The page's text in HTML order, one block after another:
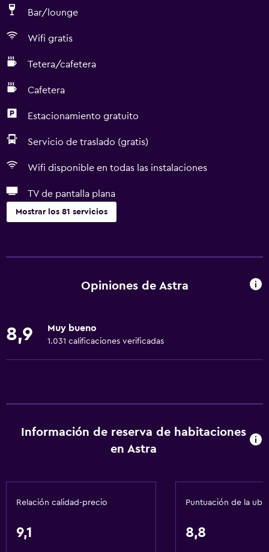
Bar/lounge
Wifi gratis
Tetera/cafetera
Cafetera
Estacionamiento gratuito
Servicio de traslado (gratis)
Wifi disponible en todas las instalaciones
TV de pantalla plana
Mostrar los 81 servicios
Tetera eléctrica
Tetera/cafetera
Cocina
Servicios básicos
Wifi gratis
Opiniones de Astra
8,9 Muy bueno
1.031 calificaciones verificadas
Información de reserva de habitaciones
en Astra
Relación calidad-precio
9,1
Puntuación de la
8,8